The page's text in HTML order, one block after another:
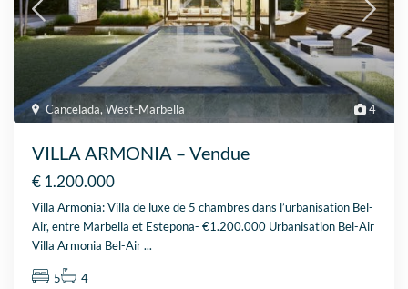
4
Cancelada,West-Marbella
VILLA ARMONIA – Vendue
€ 1.200.000
Villa Armonia: Villa de luxe de 5 chambres dans l’urbanisation Bel-
Air, entre Marbella et Estepona- €1.200.000 Urbanisation Bel-Air
Villa Armonia Bel-Air...
5 4